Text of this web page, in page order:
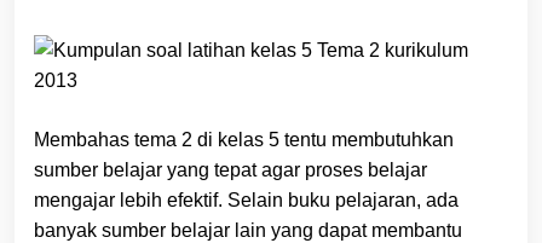
Membahas tema 2 di kelas 5 tentu membutuhkan
sumber belajar yang tepat agar proses belajar
mengajar lebih efektif. Selain buku pelajaran, ada
banyak sumber belajar lain yang dapat membantu